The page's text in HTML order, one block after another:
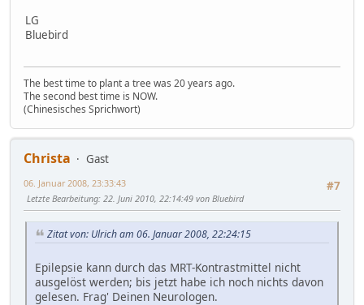
LG
Bluebird
The best time to plant a tree was 20 years ago.
The second best time is NOW.
(Chinesisches Sprichwort)
Christa
Gast
#7
06. Januar 2008, 23:33:43
Letzte Bearbeitung: 22. Juni 2010, 22:14:49 von Bluebird
Zitat von: Ulrich am 06. Januar 2008, 22:24:15
Epilepsie kann durch das MRT-Kontrastmittel nicht
ausgelöst werden; bis jetzt habe ich noch nichts davon
gelesen. Frag' Deinen Neurologen.